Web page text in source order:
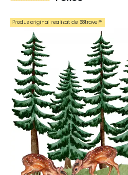
Produs original realizat de 68travel™️